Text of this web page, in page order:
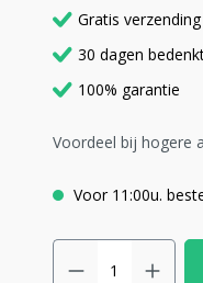
Gratis
30 dagen
100% garantie
Voordeel bij hogere
Voor 11:00u.